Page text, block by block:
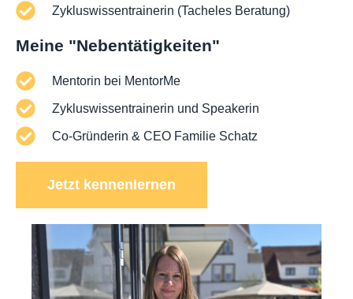
Zykluswissentrainerin (Tacheles Beratung)
Meine "Nebentätigkeiten"
Mentorin bei MentorMe
Zykluswissentrainerin und Speakerin
Co-Gründerin & CEO Familie Schatz
Jetzt kennenlernen